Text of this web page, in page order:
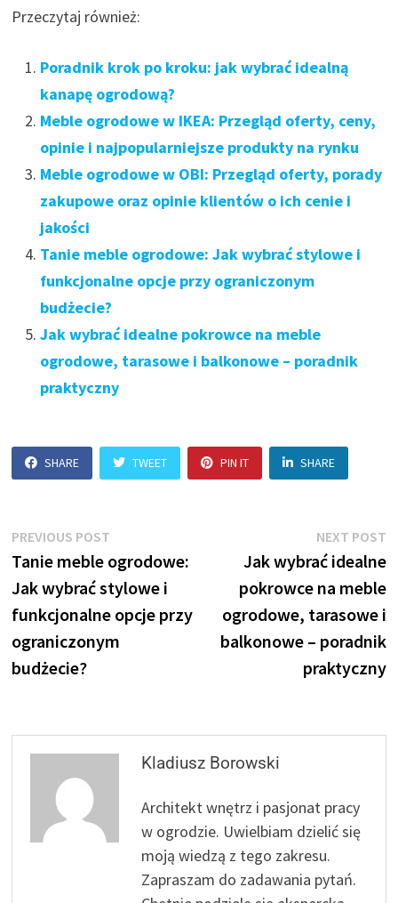
Przeczytaj również:
Poradnik krok po kroku: jak wybrać idealną
kanapę ogrodową?
Meble ogrodowe w IKEA: Przegląd oferty, ceny,
opinie i najpopularniejsze produkty na rynku
Meble ogrodowe w OBI: Przegląd oferty, porady
zakupowe oraz opinie klientów o ich cenie i
jakości
Tanie meble ogrodowe: Jak wybrać stylowe i
funkcjonalne opcje przy ograniczonym
budżecie?
Jak wybrać idealne pokrowce na meble
ogrodowe, tarasowe i balkonowe – poradnik
praktyczny
SHARE TWEET PIN IT SHARE
Nawigacja
wpisu
PREVIOUS POST
post:
Tanie meble ogrodowe:
Jak wybrać stylowe i
funkcjonalne opcje przy
ograniczonym
budżecie?
NEXT POST
Jak wybrać idealne
pokrowce na meble
ogrodowe, tarasowe i
balkonowe – poradnik
praktyczny
Kladiusz Borowski
Architekt wnętrz i pasjonat pracy
w ogrodzie. Uwielbiam dzielić się
moją wiedzą z tego zakresu.
Zapraszam do zadawania pytań.